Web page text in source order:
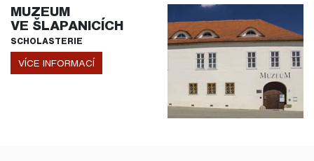
MUZEUM
VE ŠLAPANICÍCH
SCHOLASTERIE
VÍCE INFORMACÍ